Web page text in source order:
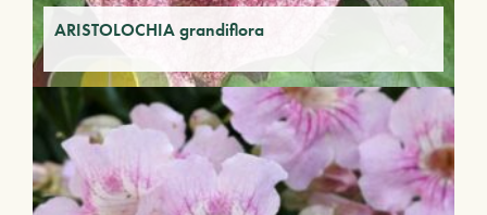
ARISTOLOCHIA grandiflora